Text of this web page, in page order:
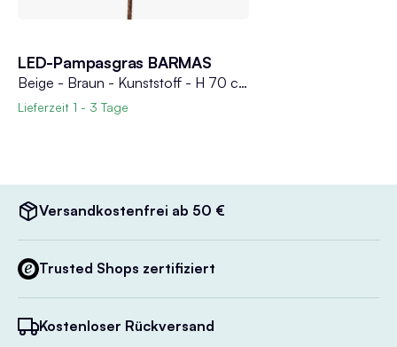
LED-Pampasgras BARMAS
Beige - Braun - Kunststoff - H 70 cm - mit LED-Beleuchtung
Lieferzeit 1 - 3 Tage
Versandkostenfrei ab 50 €
Trusted Shops zertifiziert
Kostenloser Rückversand